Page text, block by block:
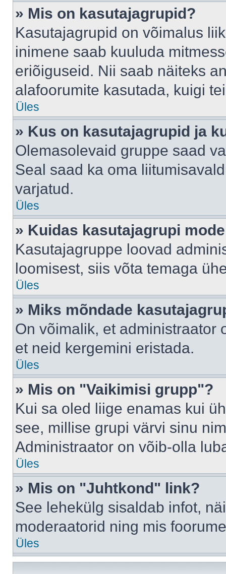
» Mis on kasutajagrupid?
Kasutajagrupid on võimalus
inimene saab kuuluda
eriõiguseid. Nii saab näiteks
alafoorumite kasutada, kuigi
Üles
» Kus on kasutajagrupid ja
Olemasolevaid gruppe saad
Seal saad ka oma
varjatud.
Üles
» Kuidas kasutajagrupi
Kasutajagruppe loovad
loomisest, siis võta temaga
Üles
» Miks mõndade
On võimalik, et administraator
et neid kergemini eristada.
Üles
» Mis on "Vaikimisi grupp"?
Kui sa oled liige enamas kui
see, millise grupi värvi sinu
Administraator on võib-olla
Üles
» Mis on "Juhtkond" link?
See lehekülg sisaldab infot,
moderaatorid ning mis
Üles